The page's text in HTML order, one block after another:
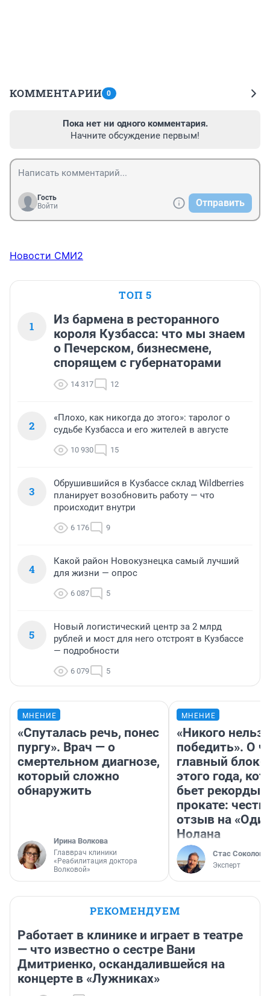
КОММЕНТАРИИ 0
Пока нет ни одного комментария.
Начните обсуждение первым!
Гость
Войти
Отправить
Новости СМИ2
ТОП 5
1
Из бармена в ресторанного
короля Кузбасса: что мы знаем
о Печерском, бизнесмене,
спорящем с губернаторами
14 317 12
2
«Плохо, как никогда до этого»: таролог о
судьбе Кузбасса и его жителей в августе
10 930 15
3
Обрушившийся в Кузбассе склад Wildberries
планирует возобновить работу — что
происходит внутри
6 176 9
4
Какой район Новокузнецка самый лучший
для жизни — опрос
6 087 5
5
Новый логистический центр за 2 млрд
рублей и мост для него отстроят в Кузбассе
— подробности
6 079 5
МНЕНИЕ
«Спуталась речь, понес
пургу». Врач — о
смертельном диагнозе,
который сложно
обнаружить
Ирина Волкова
Главврач клиники
«Реабилитация доктора
Волковой»
МНЕНИЕ
«Никого нельзя
победить». О
главный
этого года,
бьет рекорды в
прокате:
отзыв на
Нолана
Стас Соколов
Эксперт
РЕКОМЕНДУЕМ
Работает в клинике и играет в театре
— что известно о сестре Вани
Дмитриенко, оскандалившейся на
концерте в «Лужниках»